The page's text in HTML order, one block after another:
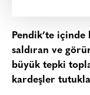
Pendik’te
saldıran ve
büyük tepki
kardeşler